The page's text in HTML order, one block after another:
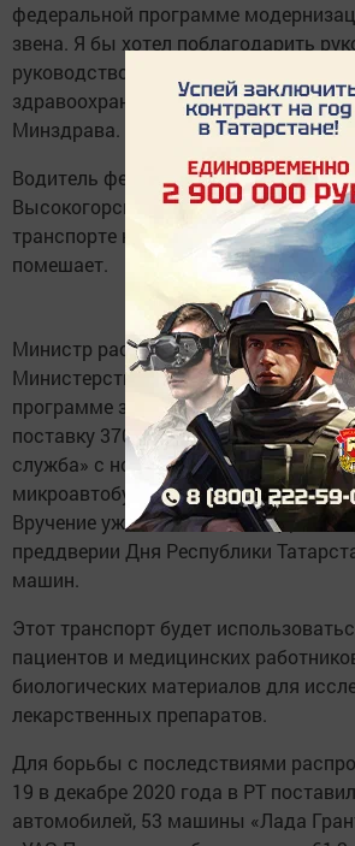
федеральной программе
звена. Я бы хотел поблагодарить
руководство республики за такой
здравоохранению», – отметил глава
Минздрава.
Водитель фельдшера Динар
Высокогорском районе РТ. По его
транспорте нет, однако новая
помешает.
Министр рассказал, что всего в
Министерство здравоохранения
программе заключило
поставку 370 автомобитлей Lada
служба» с носилками на сумму
микроавтобуса марки Ford Transit на
Вручение уже состоялось на Дне
преддверии Дня Республики
машин.
Этот транспорт будет
пациентов и медицинских
биологических материалов для
лекарственных препаратов.
Для борьбы с последствиями
19 в декабре 2020 года в РТ
автомобилей, 53 машины «Лада